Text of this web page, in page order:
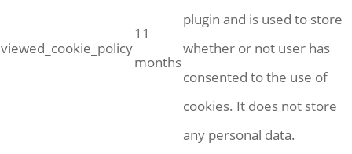
viewed_cookie_policy
11
months
plugin and is used to store
whether or not user has
consented to the use of
cookies. It does not store
any personal data.